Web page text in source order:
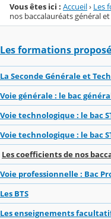
Vous êtes ici : Accueil› Les
nos baccalauréats général et
Les formations
La Seconde Générale et
Voie générale : le bac
Voie technologique : le bac
Voie technologique : le bac
Les coefficients de nos
Voie professionnelle : Bac
Les BTS
Les enseignements